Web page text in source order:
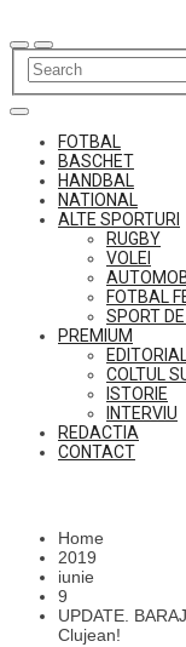
to
content
FOTBAL
BASCHET
HANDBAL
NATIONAL
ALTE SPORTURI
RUGBY
VOLEI
FOTBAL
SPORT
PREMIUM
EDITORIAL
COLTUL
ISTORIE
INTERVIU
REDACTIA
CONTACT
Home
2019
iunie
9
UPDATE.
Clujean!